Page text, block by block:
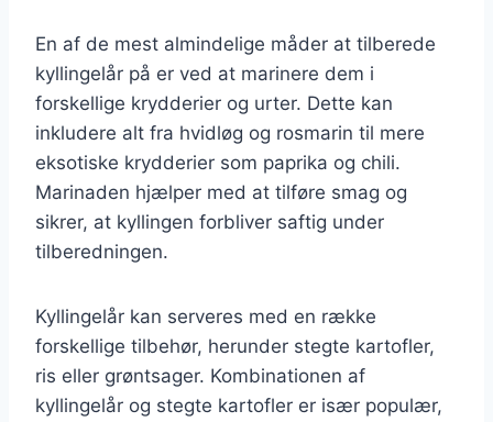
En af de mest almindelige måder at tilberede
kyllingelår på er ved at marinere dem i
forskellige krydderier og urter. Dette kan
inkludere alt fra hvidløg og rosmarin til mere
eksotiske krydderier som paprika og chili.
Marinaden hjælper med at tilføre smag og
sikrer, at kyllingen forbliver saftig under
tilberedningen.
Kyllingelår kan serveres med en række
forskellige tilbehør, herunder stegte kartofler,
ris eller grøntsager. Kombinationen af
kyllingelår og stegte kartofler er især populær,